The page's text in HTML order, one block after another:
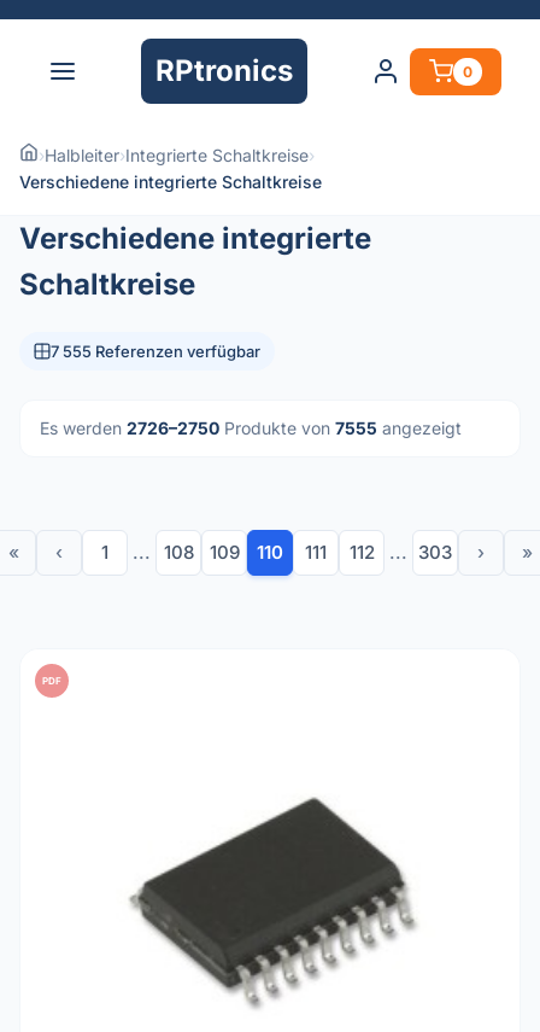
RPtronics 0
›Halbleiter›Integrierte Schaltkreise›
Verschiedene integrierte Schaltkreise
Verschiedene integrierte
Schaltkreise
7 555 Referenzen verfügbar
Es werden 2726–2750 Produkte von 7555 angezeigt
« ‹ 1 ... 108 109 110 111 112 ... 303 › »
PDF